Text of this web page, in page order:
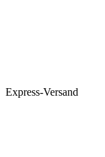
Express-Versand